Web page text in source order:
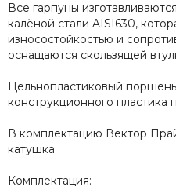
Все гарпуны
калёной стали AISI630,
износостойкостью и
оснащаются скользящей
Цельнопластиковый
конструкционного пластика
В комплектацию Вектор
катушка
Комплектация: